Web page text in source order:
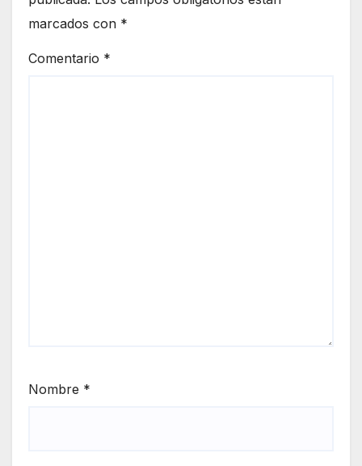
marcados con *
Comentario *
Nombre *